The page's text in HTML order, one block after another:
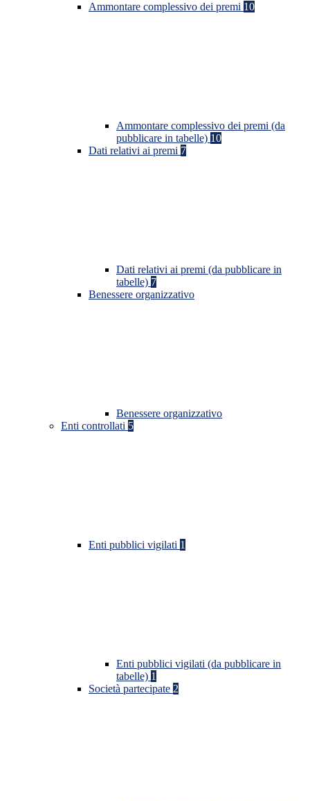
Ammontare complessivo dei premi 10
Ammontare complessivo dei premi (da
pubblicare in tabelle) 10
Dati relativi ai premi 7
Dati relativi ai premi (da pubblicare in
tabelle) 7
Benessere organizzativo
Benessere organizzativo
Enti controllati 5
Enti pubblici vigilati 1
Enti pubblici vigilati (da pubblicare in
tabelle) 1
Società partecipate 2